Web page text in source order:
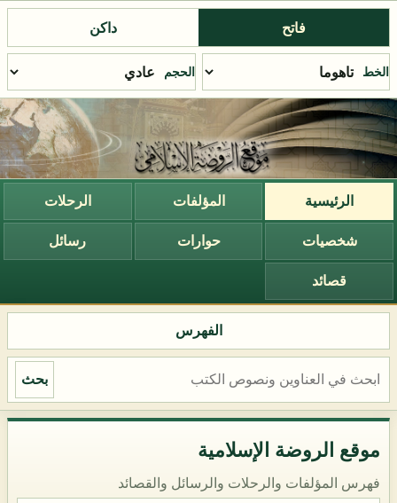
فاتح داكن
الخط الحجم
الرئيسية المؤلفات الرحلات
شخصيات حوارات رسائل
قصائد
الفهرس
بحث
موقع الروضة الإسلامية
فهرس المؤلفات والرحلات والرسائل والقصائد